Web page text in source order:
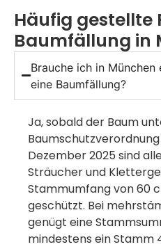
Häufig gestellte
Baumfällung in
Brauche ich in
eine Baumfällung?
Ja, sobald der Baum
Baumschutzverordnung
Dezember 2025 sind
Sträucher und
Stammumfang von 60
geschützt. Bei
genügt eine
mindestens ein Stamm